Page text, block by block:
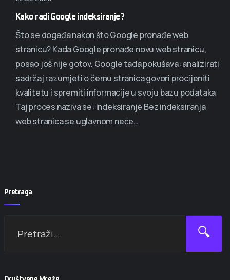
Kako radi Google indeksiranje?
Što se događa nakon što Google pronađe web
stranicu? Kada Google pronađe novu web stranicu,
posao još nije gotov. Google tada pokušava: analizirati
sadržaj razumjeti o čemu stranica govori procijeniti
kvalitetu i spremiti informacije u svoju bazu podataka
Taj proces naziva se: indeksiranje Bez indeksiranja
web stranica se uglavnom neće…
Pretraga
🔍